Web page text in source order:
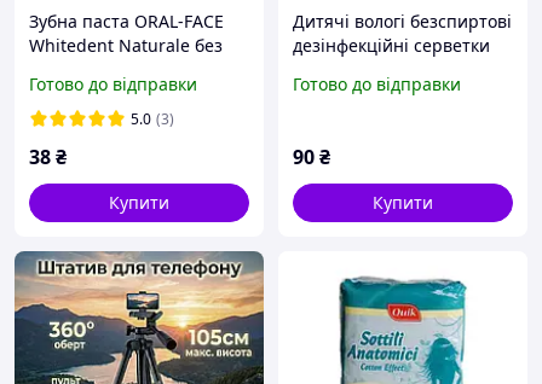
Зубна паста ORAL-FACE
Whitedent Naturale без
Готово до відправки
5.0 (3)
38₴
Купити
Дитячі вологі безспиртові
дезінфекційні серветки
Готово до відправки
90₴
Купити